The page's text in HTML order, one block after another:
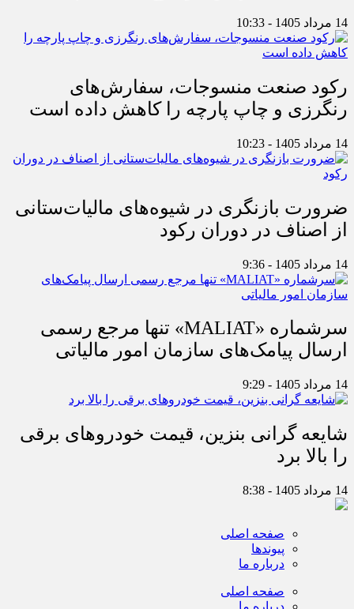
14 مرداد 1405 - 10:33
رکود صنعت منسوجات، سفارش‌های
رنگرزی و چاپ پارچه را کاهش داده است
14 مرداد 1405 - 10:23
ضرورت بازنگری در شیوه‌های مالیات‌ستانی
از اصناف در دوران رکود
14 مرداد 1405 - 9:36
سرشماره «MALIAT» تنها مرجع رسمی
ارسال پیامک‌های سازمان امور مالیاتی
14 مرداد 1405 - 9:29
شایعه گرانی بنزین، قیمت خودروهای برقی
را بالا برد
14 مرداد 1405 - 8:38
صفحه اصلی
پیوندها
درباره ما
صفحه اصلی